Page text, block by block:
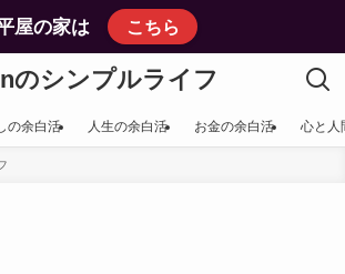
屋の家は こちら
のシンプルライフ
の余白活 人生の余白活 お金の余白活 心と人